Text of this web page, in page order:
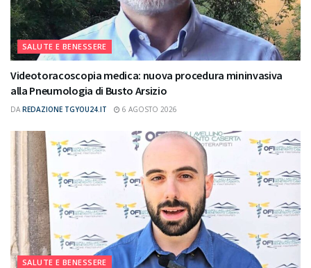
SALUTE E BENESSERE
Videotoracoscopia medica: nuova procedura mininvasiva
alla Pneumologia di Busto Arsizio
DA REDAZIONE TGYOU24.IT 6 AGOSTO 2026
SALUTE E BENESSERE